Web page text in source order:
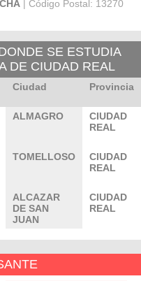
| Código Postal: 13270
SE ESTUDIA
DE CIUDAD REAL
Ciudad Provincia
ALMAGRO
CIUDAD
REAL
TOMELLOSO
CIUDAD
REAL
ALCAZAR
DE SAN
JUAN
CIUDAD
REAL